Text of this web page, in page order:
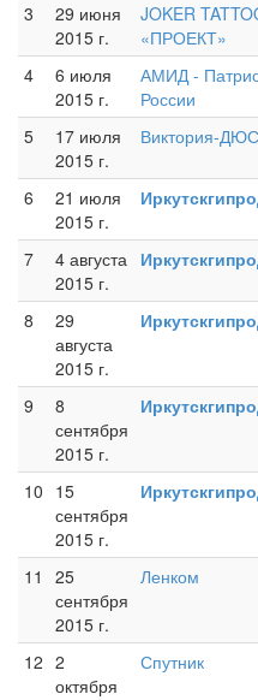
3
29 июня
2015 г.
JOKER
«ПРОЕКТ»
4
6 июля
2015 г.
АМИД -
России
5
17 июля
2015 г.
Виктория-
6
21 июля
2015 г.
7
4 августа
2015 г.
8
29
августа
2015 г.
9
8
сентября
2015 г.
10 15
сентября
2015 г.
11
25
сентября
2015 г.
Ленком
12 2
октября
Спутник